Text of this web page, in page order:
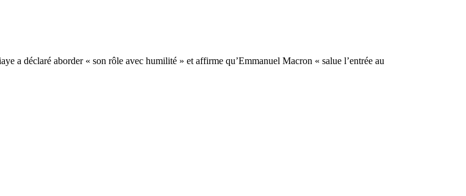
a déclaré aborder « son rôle avec humilité » et affirme qu’Emmanuel Macron « salue l’entrée au